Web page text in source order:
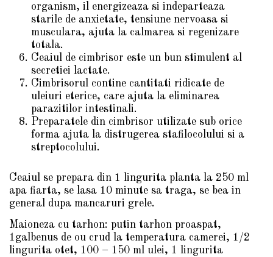
organism, il energizeaza si indeparteaza
starile de anxietate, tensiune nervoasa si
musculara, ajuta la calmarea si regenizare
totala.
Ceaiul de cimbrisor este un bun stimulent al
secretiei lactate.
Cimbrisorul contine cantitati ridicate de
uleiuri eterice, care ajuta la eliminarea
parazitilor intestinali.
Preparatele din cimbrisor utilizate sub orice
forma ajuta la distrugerea stafilocolului si a
streptocolului.
Ceaiul se prepara din 1 lingurita planta la 250 ml
apa fiarta, se lasa 10 minute sa traga, se bea in
general dupa mancaruri grele.
Maioneza cu tarhon: putin tarhon proaspat,
1galbenus de ou crud la temperatura camerei, 1/2
lingurita otet, 100 – 150 ml ulei, 1 lingurita